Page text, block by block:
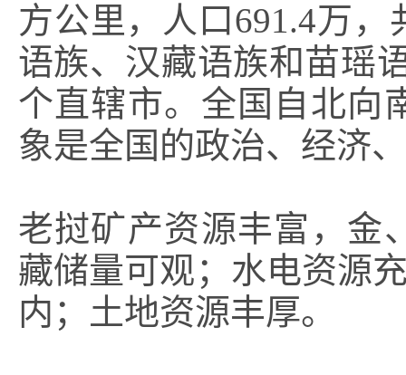
方公里，人口691.4万
语族、汉藏语族和苗瑶
个直辖市。全国自北向
象是全国的政治、经济
老挝矿产资源丰富，金
藏储量可观；水电资源
内；土地资源丰厚。